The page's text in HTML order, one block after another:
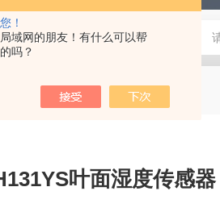
！
域网的朋友！有什么可以帮
吗？
多样品平行蒸发仪多样品平行蒸发仪
叶面湿度传感器